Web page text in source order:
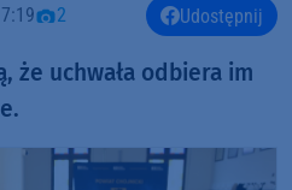
2 Udostępnij
że uchwała odbiera im